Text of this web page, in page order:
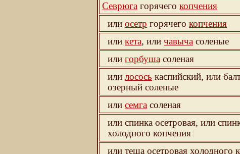
Севрюга горячего копчения
или осетр горячего копчения
или кета, или чавыча соленые
или горбуша соленая
или лосось каспийский, или
озерный соленые
или семга соленая
или спинка осетровая, или
холодного копчения
или теша осетровая холодного